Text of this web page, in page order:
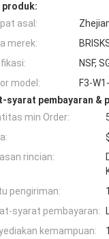
produk:
asal:
merek:
NSF,
model:
F3-
syarat pembayaran &
min Order:
rincian:
pengiriman:
syarat pembayaran:
kemampuan: